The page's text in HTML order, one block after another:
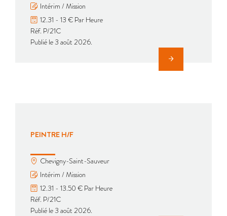
Intérim / Mission
12.31 - 13 € Par Heure
Réf. P/21C
Publié le 3 août 2026.
PEINTRE H/F
Chevigny-Saint-Sauveur
Intérim / Mission
12.31 - 13.50 € Par Heure
Réf. P/21C
Publié le 3 août 2026.